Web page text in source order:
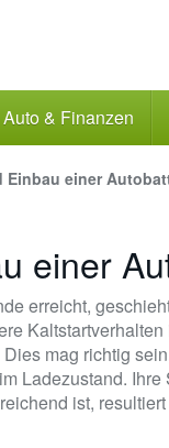
Auto & Finanzen
einer
einer
erreicht,
mag richtig
Ladezustand.
ist,